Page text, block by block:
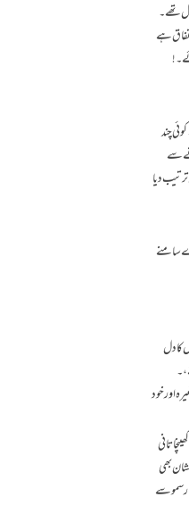
تھے ۔
ہے
بن پائے ۔!
چند
سے
دیا
سامنے
کا دل
اور خود
بھی
سموسے